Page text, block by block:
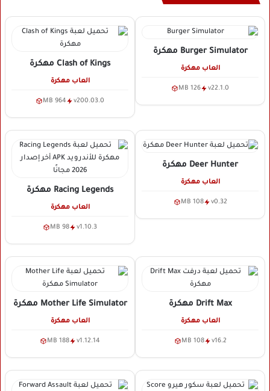
Burger Simulator مهكرة
العاب مهكرة
v22.1.0
126 MB
Clash of Kings مهكرة
العاب مهكرة
v200.03.0
964 MB
Deer Hunter مهكرة
العاب مهكرة
v0.32
108 MB
Racing Legends مهكرة
العاب مهكرة
v1.10.3
98 MB
Drift Max مهكرة
العاب مهكرة
v16.2
108 MB
Mother Life Simulator مهكرة
العاب مهكرة
v1.12.14
188 MB